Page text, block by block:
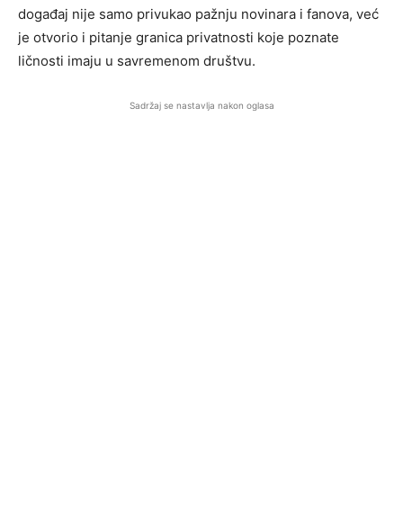
događaj nije samo privukao pažnju novinara i fanova, već
je otvorio i pitanje granica privatnosti koje poznate
ličnosti imaju u savremenom društvu.
Sadržaj se nastavlja nakon oglasa